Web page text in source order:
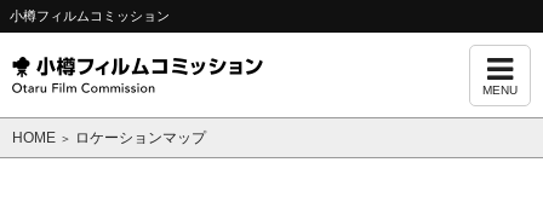
小樽フィルムコミッション
MENU
HOME ＞ ロケーションマップ